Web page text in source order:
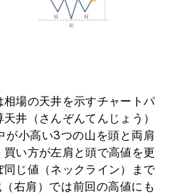
場の天井を示すチャートパ
井（さんぞんてんじょう）
が小高い3つの山を頭と両肩
い方が左肩と頭で高値を更
じ値（ネックライン）まで
右肩）では前回の高値にも